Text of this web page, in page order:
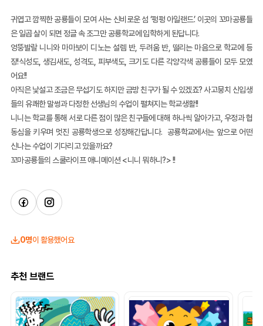
귀엽고 깜찍한 공룡들이 모여 사는 신비로운 섬 ‘펑펑 아일랜드’. 이곳의 꼬마공룡들
은 일곱 살이 되면 정글 속 조그만 공룡학교에 입학하게 된답니다.
엉뚱발랄 니니와 마마보이 디노는 설렘 반, 두려움 반, 떨리는 마음으로 학교에 등
장!식성도, 생김새도, 성격도, 피부색도, 크기도 다른 각양각색 공룡들이 모두 모였
어요!!
아직은 낯설고 조금은 무섭기도 하지만 금방 친구가 될 수 있겠죠? 사고뭉치 신입생
들의 유쾌한 말썽과 다정한 선생님의 수업이 펼쳐지는 학교생활!!
니니는 학교를 통해 서로 다른 점이 많은 친구들에 대해 하나씩 알아가고, 우정과 협
동심을 키우며 멋진 공룡학생으로 성장해간답니다. 공룡학교에서는 앞으로 어떤
신나는 수업이 기다리고 있을까요?
꼬마공룡들의 스쿨라이프 애니메이션 <니니 뭐하니?> !!
0명이 활용했어요
추천 브랜드